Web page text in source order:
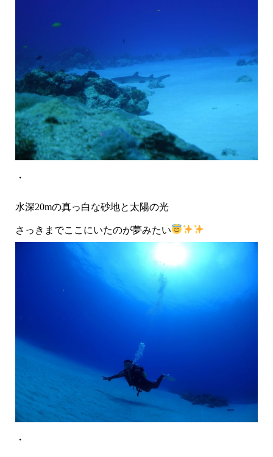
・
水深20mの真っ白な砂地と太陽の光
さっきまでここにいたのが夢みたい
・